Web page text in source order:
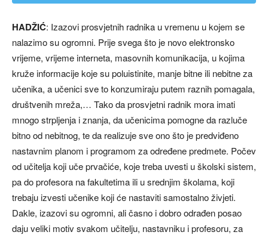
HADŽIĆ: Izazovi prosvjetnih radnika u vremenu u kojem se
nalazimo su ogromni. Prije svega što je novo elektronsko
vrijeme, vrijeme interneta, masovnih komunikacija, u kojima
kruže informacije koje su poluistinite, manje bitne ili nebitne za
učenika, a učenici sve to konzumiraju putem raznih pomagala,
društvenih mreža,… Tako da prosvjetni radnik mora imati
mnogo strpljenja i znanja, da učenicima pomogne da razluče
bitno od nebitnog, te da realizuje sve ono što je predviđeno
nastavnim planom i programom za određene predmete. Počev
od učitelja koji uče prvačiće, koje treba uvesti u školski sistem,
pa do profesora na fakultetima ili u srednjim školama, koji
trebaju izvesti učenike koji će nastaviti samostalno živjeti.
Dakle, izazovi su ogromni, ali časno i dobro odrađen posao
daju veliki motiv svakom učitelju, nastavniku i profesoru, za